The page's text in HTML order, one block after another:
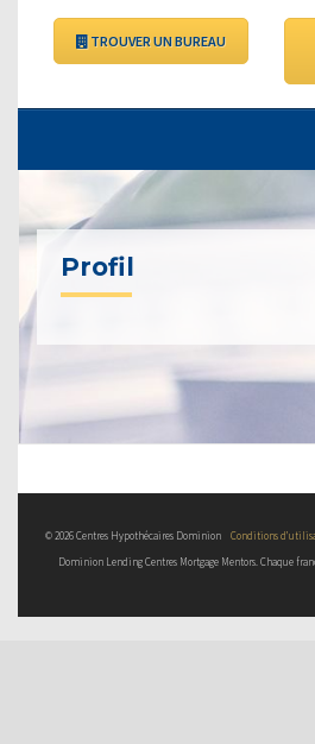
TROUVER UN BUREAU
Profil
© 2026 Centres Hypothécaires Dominion Conditions
Dominion Lending Centres Mortgage Mentors. Chaque